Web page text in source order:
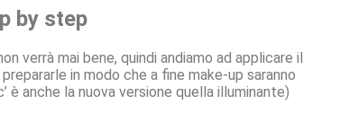
by step
verrà mai bene, quindi andiamo ad applicare il
in modo che a fine make-up saranno
è anche la nuova versione quella illuminante)